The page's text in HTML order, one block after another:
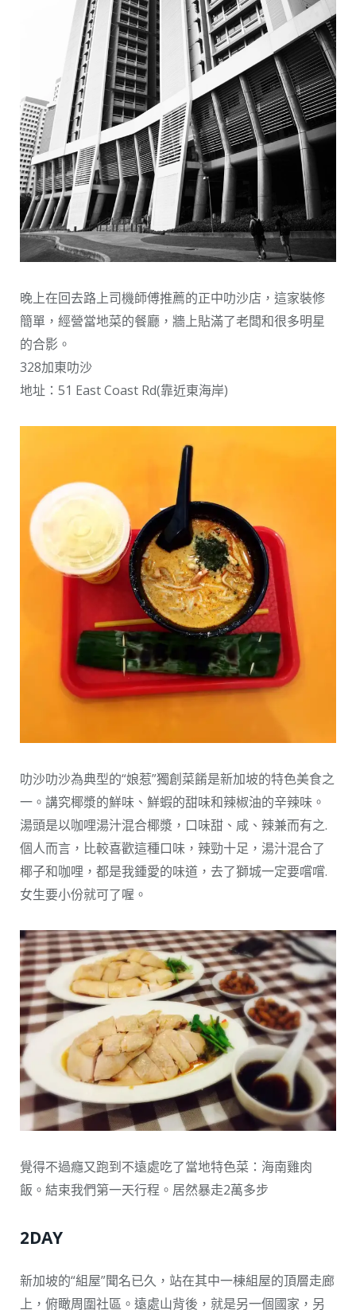
晚上在回去路上司機師傅推薦的正中叻沙店，這家裝修
簡單，經營當地菜的餐廳，牆上貼滿了老闆和很多明星
的合影。
328加東叻沙
地址：51 East Coast Rd(靠近東海岸)
叻沙叻沙為典型的“娘惹”獨創菜餚是新加坡的特色美食之
一。講究椰漿的鮮味、鮮蝦的甜味和辣椒油的辛辣味。
湯頭是以咖哩湯汁混合椰漿，口味甜、咸、辣兼而有之.
個人而言，比較喜歡這種口味，辣勁十足，湯汁混合了
椰子和咖哩，都是我鍾愛的味道，去了獅城一定要嚐嚐.
女生要小份就可了喔。
覺得不過癮又跑到不遠處吃了當地特色菜：海南雞肉
飯。結束我們第一天行程。居然暴走2萬多步
2DAY
新加坡的“組屋”聞名已久，站在其中一棟組屋的頂層走廊
上，俯瞰周圍社區。遠處山背後，就是另一個國家，另